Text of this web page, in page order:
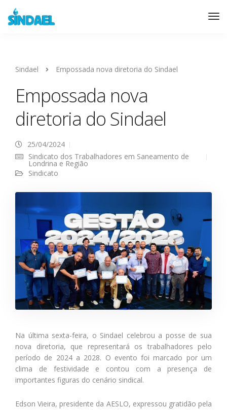
Sindael Empossada nova diretoria do Sindael
Empossada nova
diretoria do Sindael
25/04/2024
Sindicato dos Trabalhadores em Saneamento de
Londrina e Região
Sindicato
Na última sexta-feira, o Sindael celebrou a posse de sua
nova diretoria, que representará os trabalhadores pelo
período de 2024 a 2028. O evento foi marcado por um
clima de festividade e contou com a presença de
importantes figuras do cenário sindical.
Edson Vieira, presidente da AESLO, expressou gratidão pela